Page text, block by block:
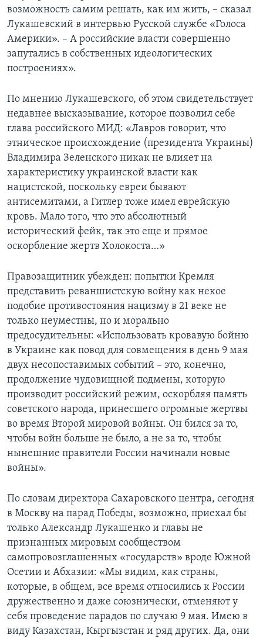
возможность самим решать, как им жить, – сказал
Лукашевский в интервью Русской службе «Голоса
Америки». – А российские власти совершенно
запутались в собственных идеологических
построениях».
По мнению Лукашевского, об этом свидетельствует
недавнее высказывание, которое позволил себе
глава российского МИД: «Лавров говорит, что
этническое происхождение (президента Украины)
Владимира Зеленского никак не влияет на
характеристику украинской власти как
нацистской, поскольку евреи бывают
антисемитами, а Гитлер тоже имел еврейскую
кровь. Мало того, что это абсолютный
исторический фейк, так это еще и прямое
оскорбление жертв Холокоста…»
Правозащитник убежден: попытки Кремля
представить реваншистскую войну как некое
подобие противостояния нацизму в 21 веке не
только неуместны, но и морально
предосудительны: «Использовать кровавую бойню
в Украине как повод для совмещения в день 9 мая
двух несопоставимых событий – это, конечно,
продолжение чудовищной подмены, которую
производит российский режим, оскорбляя память
советского народа, принесшего огромные жертвы
во время Второй мировой войны. Он бился за то,
чтобы войн больше не было, а не за то, чтобы
нынешние правители России начинали новые
войны».
По словам директора Сахаровского центра, сегодня
в Москву на парад Победы, возможно, приехал бы
только Александр Лукашенко и главы не
признанных мировым сообществом
самопровозглашенных «государств» вроде Южной
Осетии и Абхазии: «Мы видим, как страны,
которые, в общем, все время относились к России
дружественно и даже союзнически, отменяют у
себя проведение парадов по случаю 9 мая. Имею в
виду Казахстан, Кыргызстан и ряд других. Да, они